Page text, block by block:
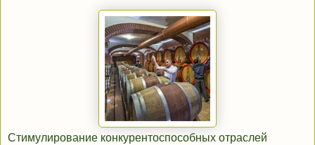
Стимулирование конкурентоспособных отраслей